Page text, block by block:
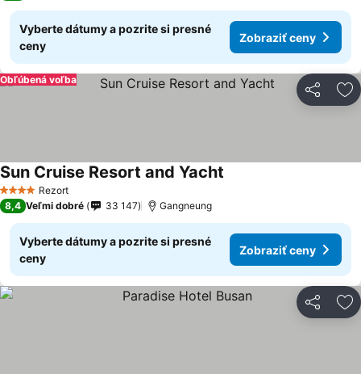
Vyberte dátumy a pozrite si presné
ceny
Zobraziť ceny
Zdieľať
Obľúbená voľba
4 Počet hviezdičiek
Rezort
Sun Cruise Resort and Yacht
8,4 Veľmi dobré 33 147 Gangneung
Vyberte dátumy a pozrite si presné
ceny
Zobraziť ceny
Zdieľať